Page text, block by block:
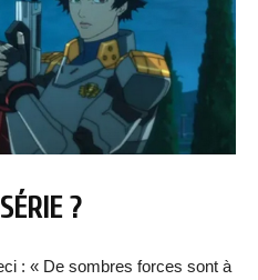
?
: « De sombres forces sont à